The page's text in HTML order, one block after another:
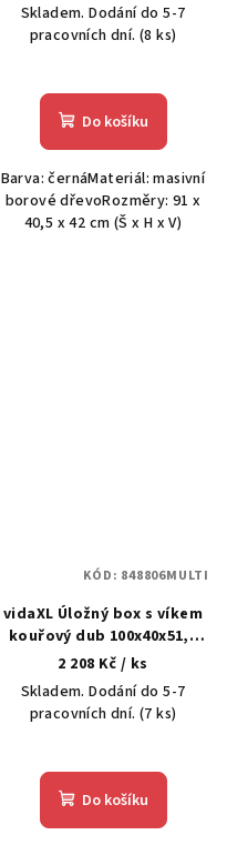
Skladem. Dodání do 5-7
pracovních dní. (8 ks)
Do košíku
Barva: černáMateriál: masivní
borové dřevoRozměry: 91 x
40,5 x 42 cm (Š x H x V)
vidaXL Úložný box s víkem
kouřový dub 100x40x51,5
cm kompozitní dřevo
2 208 Kč / ks
Skladem. Dodání do 5-7
pracovních dní. (7 ks)
Do košíku
KÓD: 848806MULTI